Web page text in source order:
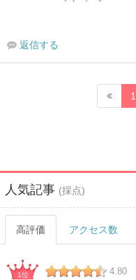
返信する
1
人気記事 (採点)
高評価 アクセス数
1位 4.80